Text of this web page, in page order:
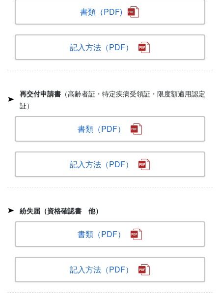
書類（PDF)
記入方法（PDF）
再交付申請書（高齢者証・特定疾病受領証・限度額適用認定
証）
書類（PDF）
記入方法（PDF）
紛失届（資格確認書 他）
書類（PDF）
記入方法（PDF）